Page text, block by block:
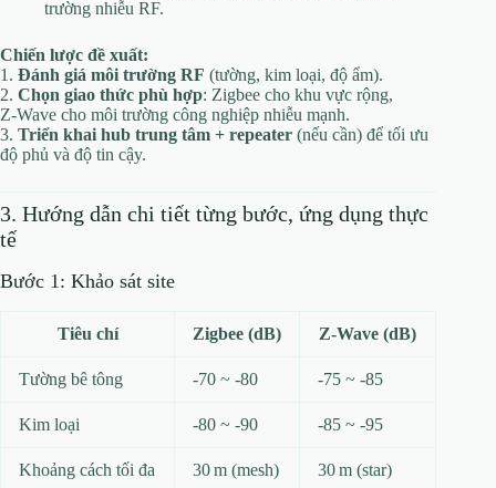
trường nhiễu RF.
Chiến lược đề xuất:
1. Đánh giá môi trường RF (tường, kim loại, độ ẩm).
2. Chọn giao thức phù hợp: Zigbee cho khu vực rộng,
Z‑Wave cho môi trường công nghiệp nhiễu mạnh.
3. Triển khai hub trung tâm + repeater (nếu cần) để tối ưu
độ phủ và độ tin cậy.
3. Hướng dẫn chi tiết từng bước, ứng dụng thực
tế
Bước 1: Khảo sát site
Tiêu chí Zigbee (dB) Z‑Wave (dB)
Tường bê tông -70 ~ -80 -75 ~ -85
Kim loại -80 ~ -90 -85 ~ -95
Khoảng cách tối đa 30 m (mesh)
30 m (star)